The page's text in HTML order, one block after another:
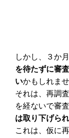
しかし、３か
を待たずに審
いかもしれませ
それは、再調
を経ないで審
は取り下げら
これは、仮に